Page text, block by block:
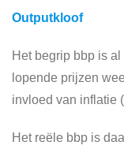
Outputkloof
Het begrip bbp is
lopende prijzen
invloed van inflatie
Het reële bbp is